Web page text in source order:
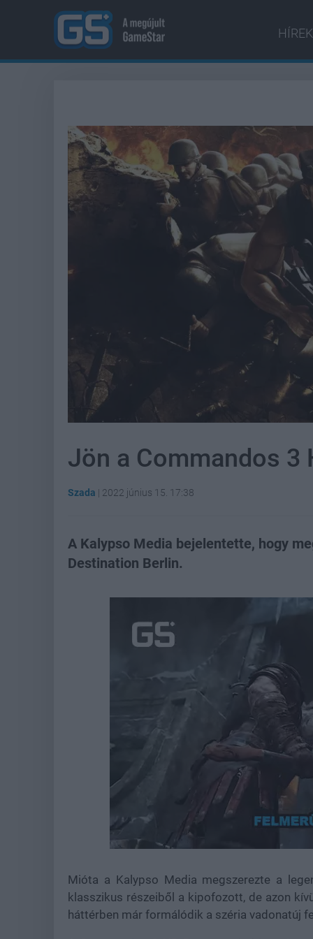
HÍREK
Jön a Commandos 3
Szada | 2022 június 15. 17:38
A Kalypso Media bejelentette, hogy
Destination Berlin.
Unmute
39.30%
Mióta a Kalypso Media megszerezte a
klasszikus részeiből a kipofozott, de azon
háttérben már formálódik a széria vadonatúj